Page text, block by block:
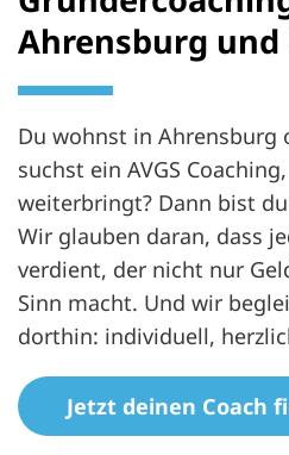
Ahrensburg
Du wohnst in Ahrensburg
suchst ein AVGS
weiterbringt? Dann bist
Wir glauben daran, dass
verdient, der nicht nur
Sinn macht. Und wir
dorthin: individuell,
Jetzt deinen Coach